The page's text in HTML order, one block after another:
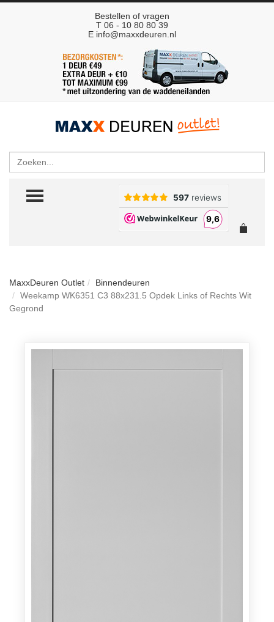
Bestellen of vragen
T 06 - 10 80 80 39
E info@maxxdeuren.nl
Zoeken
TOGGLE MENU
MaxxDeuren Outlet
Binnendeuren
Weekamp WK6351 C3 88x231.5 Opdek Links of Rechts Wit
Gegrond